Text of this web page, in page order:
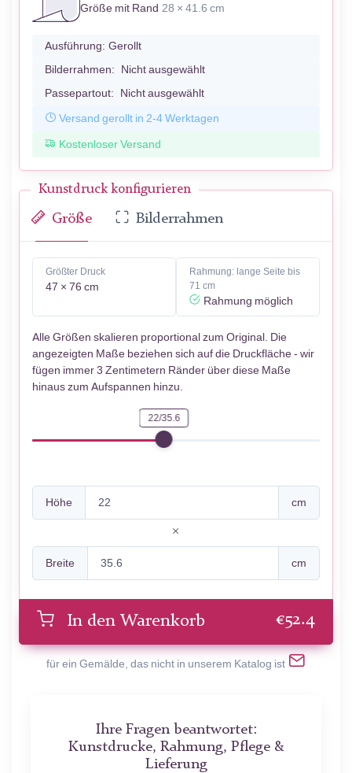
Größe mit Rand 28 × 41.6 cm
Ausführung: Gerollt
Bilderrahmen: Nicht ausgewählt
Passepartout: Nicht ausgewählt
Versand gerollt in 2-4 Werktagen
Kostenloser Versand
Kunstdruck konfigurieren
Größe Bilderrahmen
Größter Druck
47 × 76 cm
Rahmung: lange Seite bis
71 cm
Rahmung möglich
Alle Größen skalieren proportional zum Original. Die
angezeigten Maße beziehen sich auf die Druckfläche - wir
fügen immer 3 Zentimetern Ränder über diese Maße
hinaus zum Aufspannen hinzu.
22/35.6
Höhe cm
Breite cm
In den Warenkorb €52.4
für ein Gemälde, das nicht in unserem Katalog ist
Ihre Fragen beantwortet:
Kunstdrucke, Rahmung, Pflege &
Lieferung